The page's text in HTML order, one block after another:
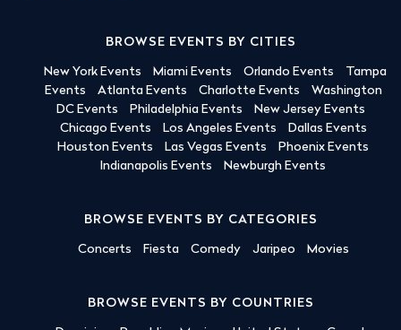
BROWSE EVENTS BY CITIES
New York Events Miami Events Orlando Events
Tampa
Events
Atlanta Events Charlotte Events
Washington
DC Events
Philadelphia Events
New Jersey Events
Chicago Events
Los Angeles Events
Dallas Events
Houston Events
Las Vegas Events
Phoenix Events
Indianapolis Events
Newburgh Events
BROWSE EVENTS BY CATEGORIES
Concerts Fiesta Comedy Jaripeo Movies
BROWSE EVENTS BY COUNTRIES